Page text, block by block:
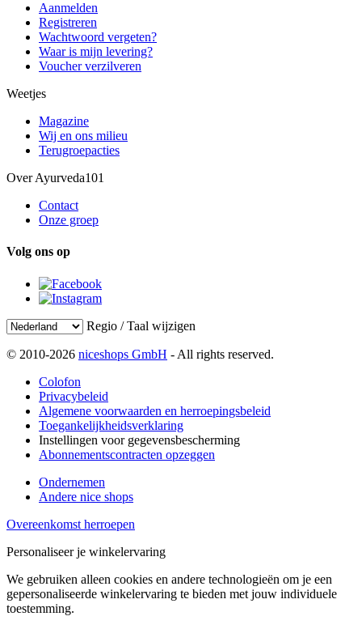
Aanmelden
Registreren
Wachtwoord vergeten?
Waar is mijn levering?
Voucher verzilveren
Weetjes
Magazine
Wij en ons milieu
Terugroepacties
Over Ayurveda101
Contact
Onze groep
Volg ons op
Regio / Taal wijzigen
© 2010-2026 niceshops GmbH - All rights reserved.
Colofon
Privacybeleid
Algemene voorwaarden en herroepingsbeleid
Toegankelijkheidsverklaring
Instellingen voor gegevensbescherming
Abonnementscontracten opzeggen
Ondernemen
Andere nice shops
Overeenkomst herroepen
Personaliseer je winkelervaring
We gebruiken alleen cookies en andere technologieën om je een
gepersonaliseerde winkelervaring te bieden met jouw individuele
toestemming.